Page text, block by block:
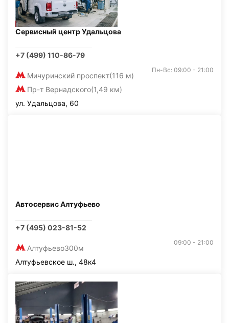
Сервисный центр Удальцова
+7 (499) 110-86-79
Мичуринский проспект(116 м)
Пр-т Вернадского(1,49 км)
Пн-Вс: 09:00 - 21:00
ул. Удальцова, 60
Автосервис Алтуфьево
+7 (495) 023-81-52
Алтуфьево300м
09:00 - 21:00
Алтуфьевское ш., 48к4